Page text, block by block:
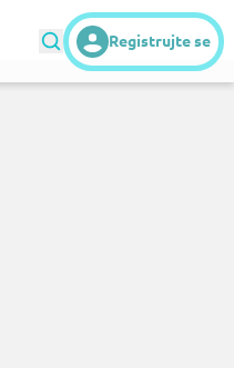
Registrujte se